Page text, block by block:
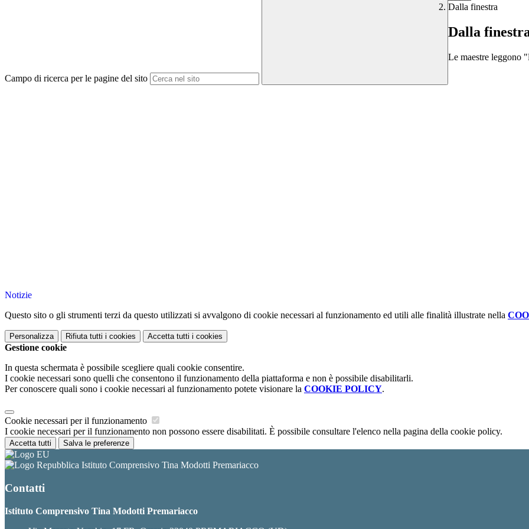
Campo di ricerca per le pagine del sito
Dalla finestra
Dalla
Le maestre leggono
Notizie
Questo sito o gli strumenti terzi da questo utilizzati si avvalgono di cookie necessari al funzionamento ed utili alle finalità illustrate nella
Personalizza Rifiuta tutti i cookies Accetta tutti i cookies
Gestione cookie
In questa schermata è possibile scegliere quali cookie consentire.
I cookie necessari sono quelli che consentono il funzionamento della piattaforma e non è possibile disabilitarli.
Per conoscere quali sono i cookie necessari al funzionamento potete visionare la COOKIE POLICY.
Cookie necessari per il funzionamento
I cookie necessari per il funzionamento non possono essere disabilitati. È possibile consultare l'elenco nella pagina della cookie policy.
Accetta tutti Salva le preferenze
Istituto Comprensivo Tina Modotti Premariacco
Contatti
Istituto Comprensivo Tina Modotti Premariacco